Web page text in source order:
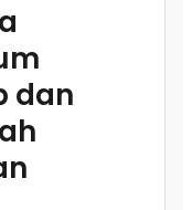
dan